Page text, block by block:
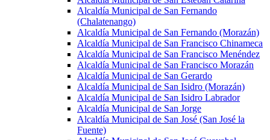
Alcaldía Municipal de San Fernando
(Chalatenango)
Alcaldía Municipal de San Fernando (Morazán)
Alcaldía Municipal de San Francisco Chinameca
Alcaldía Municipal de San Francisco Menéndez
Alcaldía Municipal de San Francisco Morazán
Alcaldía Municipal de San Gerardo
Alcaldía Municipal de San Isidro (Morazán)
Alcaldía Municipal de San Isidro Labrador
Alcaldía Municipal de San Jorge
Alcaldía Municipal de San José (San José la
Fuente)